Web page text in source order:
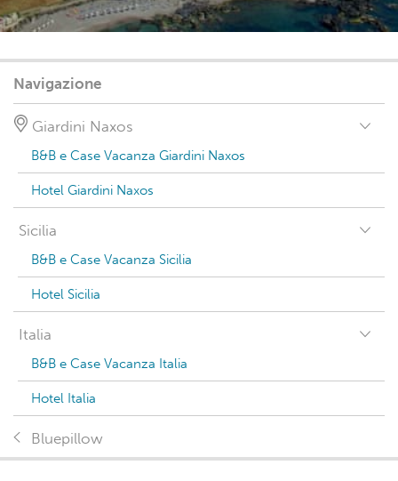
Navigazione
Giardini Naxos
B&B e Case Vacanza Giardini Naxos
Hotel Giardini Naxos
Sicilia
B&B e Case Vacanza Sicilia
Hotel Sicilia
Italia
B&B e Case Vacanza Italia
Hotel Italia
Bluepillow